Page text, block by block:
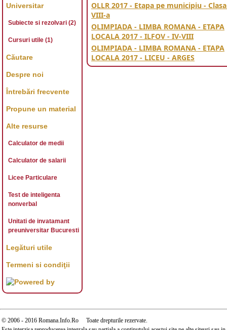
OLLR 2017 - Etapa pe municipiu -
VIII-a
OLIMPIADA - LIMBA ROMANA - ETAPA
LOCALA 2017 - ILFOV - IV-VIII
OLIMPIADA - LIMBA ROMANA - ETAPA
LOCALA 2017 - LICEU - ARGES
Universitar
Subiecte si rezolvari (2)
Cursuri utile (1)
Căutare
Despre noi
Întrebări frecvente
Propune un material
Alte resurse
Calculator de medii
Calculator de salarii
Licee Particulare
Test de inteligenta
nonverbal
Unitati de invatamant
preuniversitar Bucuresti
Legături utile
Termeni si condiţii
© 2006 - 2016 Romana.Info.Ro Toate drepturile rezervate.